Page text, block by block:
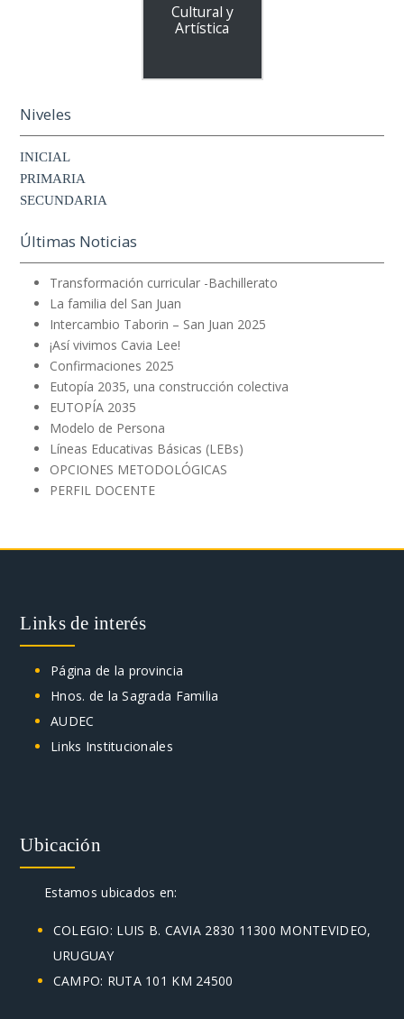
Cultural y
Artística
Niveles
INICIAL
PRIMARIA
SECUNDARIA
Últimas Noticias
Transformación curricular -Bachillerato
La familia del San Juan
Intercambio Taborin – San Juan 2025
¡Así vivimos Cavia Lee!
Confirmaciones 2025
Eutopía 2035, una construcción colectiva
EUTOPÍA 2035
Modelo de Persona
Líneas Educativas Básicas (LEBs)
OPCIONES METODOLÓGICAS
PERFIL DOCENTE
Links de interés
Página de la provincia
Hnos. de la Sagrada Familia
AUDEC
Links Institucionales
Ubicación
Estamos ubicados en:
COLEGIO: LUIS B. CAVIA 2830 11300 MONTEVIDEO,
URUGUAY
CAMPO: RUTA 101 KM 24500